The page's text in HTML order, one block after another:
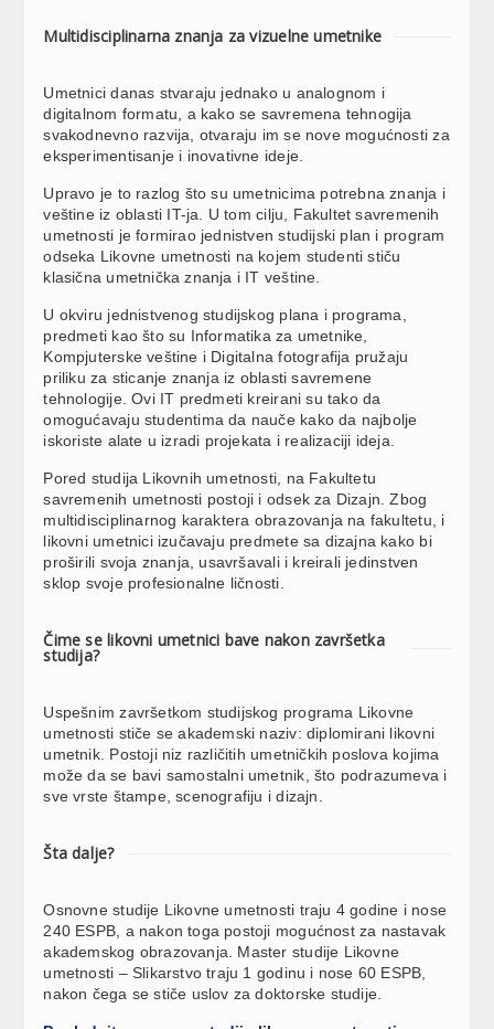
Multidisciplinarna znanja za vizuelne umetnike
Umetnici danas stvaraju jednako u analognom i
digitalnom formatu, a kako se savremena tehnogija
svakodnevno razvija, otvaraju im se nove mogućnosti za
eksperimentisanje i inovativne ideje.
Upravo je to razlog što su umetnicima potrebna znanja i
veštine iz oblasti IT-ja. U tom cilju, Fakultet savremenih
umetnosti je formirao jednistven studijski plan i program
odseka Likovne umetnosti na kojem studenti stiču
klasična umetnička znanja i IT veštine.
U okviru jednistvenog studijskog plana i programa,
predmeti kao što su Informatika za umetnike,
Kompjuterske veštine i Digitalna fotografija pružaju
priliku za sticanje znanja iz oblasti savremene
tehnologije. Ovi IT predmeti kreirani su tako da
omogućavaju studentima da nauče kako da najbolje
iskoriste alate u izradi projekata i realizaciji ideja.
Pored studija Likovnih umetnosti, na Fakultetu
savremenih umetnosti postoji i odsek za Dizajn. Zbog
multidisciplinarnog karaktera obrazovanja na fakultetu, i
likovni umetnici izučavaju predmete sa dizajna kako bi
proširili svoja znanja, usavršavali i kreirali jedinstven
sklop svoje profesionalne ličnosti.
Čime se likovni umetnici bave nakon završetka
studija?
Uspešnim završetkom studijskog programa Likovne
umetnosti stiče se akademski naziv: diplomirani likovni
umetnik. Postoji niz različitih umetničkih poslova kojima
može da se bavi samostalni umetnik, što podrazumeva i
sve vrste štampe, scenografiju i dizajn.
Šta dalje?
Osnovne studije Likovne umetnosti traju 4 godine i nose
240 ESPB, a nakon toga postoji mogućnost za nastavak
akademskog obrazovanja. Master studije Likovne
umetnosti – Slikarstvo traju 1 godinu i nose 60 ESPB,
nakon čega se stiče uslov za doktorske studije.